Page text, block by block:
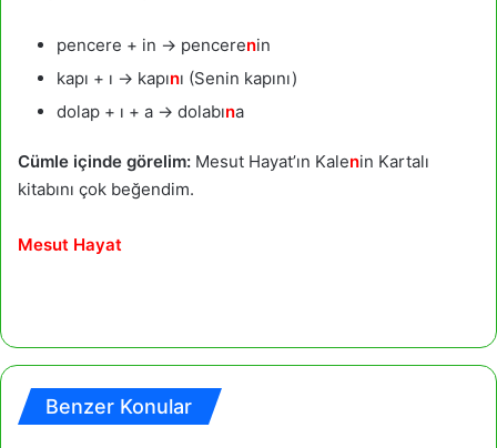
pencere + in → pencerenin
kapı + ı → kapını (Senin kapını)
dolap + ı + a → dolabına
Cümle içinde görelim: Mesut Hayat’ın Kalenin Kartalı
kitabını çok beğendim.
Mesut Hayat
Benzer Konular